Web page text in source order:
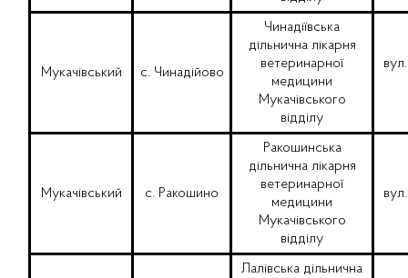
Мукачівський с. Чинадійово
Чинадіївська
дільнична лікарня
ветеринарної
медицини
Мукачівського
відділу
Мукачівський с. Ракошино
Ракошинська
дільнична лікарня
ветеринарної
медицини
Мукачівського
відділу
Лалівська дільнична